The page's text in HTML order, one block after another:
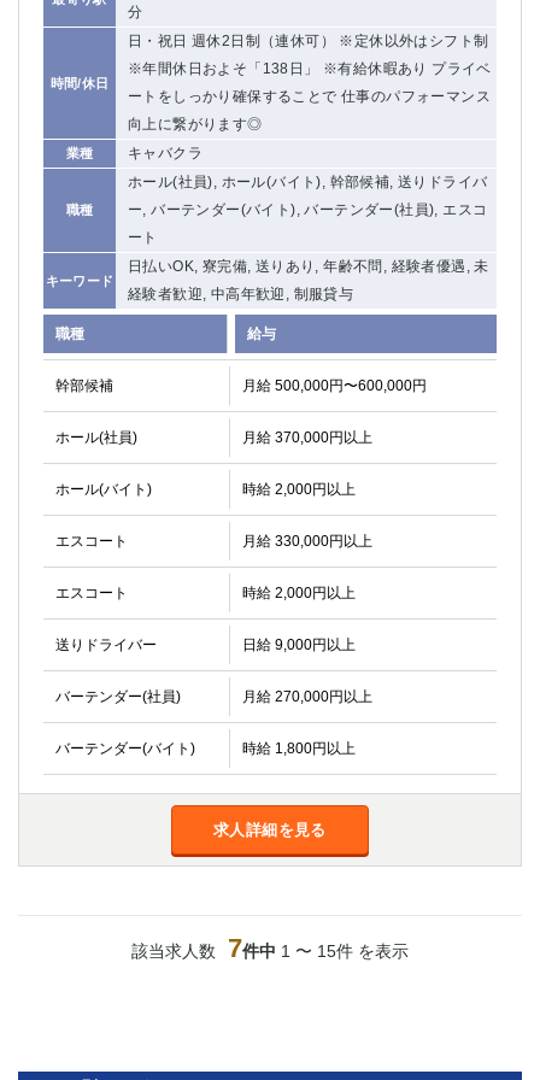
分
時間/休日
日・祝日 週休2日制（連休可） ※定休以外はシフト制
※年間休日およそ「138日」 ※有給休暇あり プライベ
ートをしっかり確保することで 仕事のパフォーマンス
向上に繋がります◎
業種 キャバクラ
職種
ホール(社員), ホール(バイト), 幹部候補, 送りドライバ
ー, バーテンダー(バイト), バーテンダー(社員), エスコ
ート
キーワード
日払いOK, 寮完備, 送りあり, 年齢不問, 経験者優遇, 未
経験者歓迎, 中高年歓迎, 制服貸与
職種 給与
幹部候補 月給 500,000円〜600,000円
ホール(社員) 月給 370,000円以上
ホール(バイト) 時給 2,000円以上
エスコート 月給 330,000円以上
エスコート 時給 2,000円以上
送りドライバー 日給 9,000円以上
バーテンダー(社員) 月給 270,000円以上
バーテンダー(バイト) 時給 1,800円以上
求人詳細を見る
該当求人数 7件中 1 〜 15件 を表示